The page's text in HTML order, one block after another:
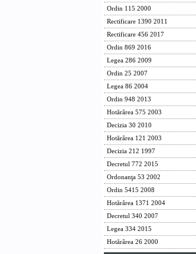
Ordin 115 2000
Rectificare 1390 2011
Rectificare 456 2017
Ordin 869 2016
Legea 286 2009
Ordin 25 2007
Legea 86 2004
Ordin 948 2013
Hotărârea 575 2003
Decizia 30 2010
Hotărârea 121 2003
Decizia 212 1997
Decretul 772 2015
Ordonanţa 53 2002
Ordin 5415 2008
Hotărârea 1371 2004
Decretul 340 2007
Legea 334 2015
Hotărârea 26 2000